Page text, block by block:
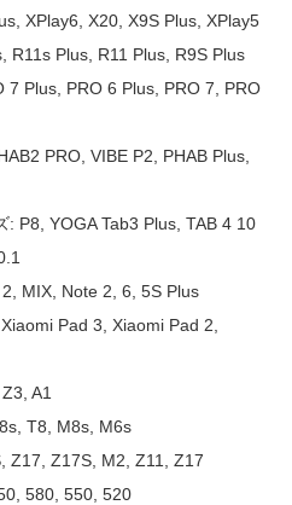
XPlay6, X20, X9S Plus, XPlay5
R11s Plus, R11 Plus, R9S Plus
7 Plus, PRO 6 Plus, PRO 7, PRO
PRO, VIBE P2, PHAB Plus,
: P8, YOGA Tab3 Plus, TAB 4 10
MIX, Note 2, 6, 5S Plus
Pad 3, Xiaomi Pad 2,
A1
T8, M8s, M6s
Z17, Z17S, M2, Z11, Z17
580, 550, 520